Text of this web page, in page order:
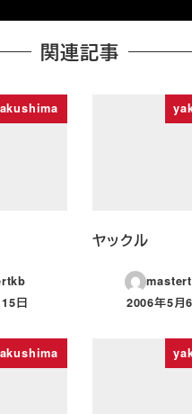
関連記事
日
ヤックル
投稿日
2006年5月